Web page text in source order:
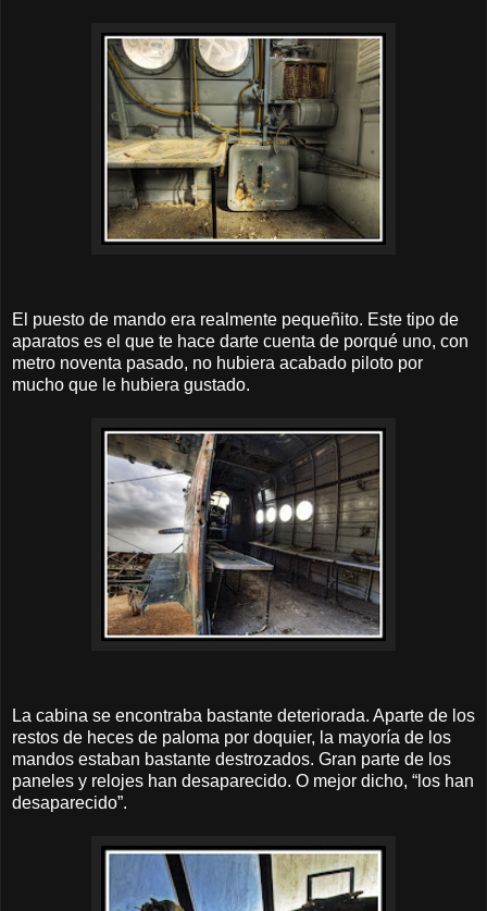
El puesto de mando era realmente pequeñito. Este tipo de
aparatos es el que te hace darte cuenta de porqué uno, con
metro noventa pasado, no hubiera acabado piloto por
mucho que le hubiera gustado.
La cabina se encontraba bastante deteriorada. Aparte de los
restos de heces de paloma por doquier, la mayoría de los
mandos estaban bastante destrozados. Gran parte de los
paneles y relojes han desaparecido. O mejor dicho, “los han
desaparecido”.